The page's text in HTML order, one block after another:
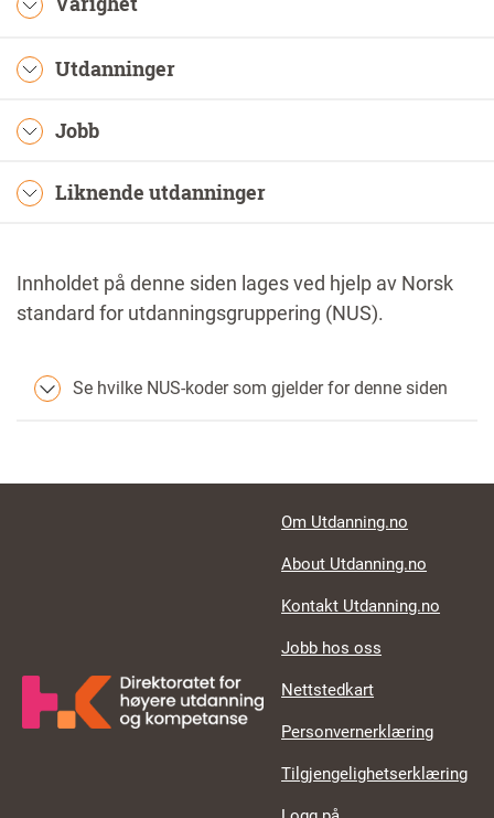
Utdanninger
Jobb
Liknende utdanninger
Innholdet på denne siden lages ved hjelp av Norsk
standard for utdanningsgruppering (NUS).
Se hvilke NUS-koder som gjelder for denne siden
Footer links
Om Utdanning.no
About Utdanning.no
Kontakt Utdanning.no
Jobb hos oss
Nettstedkart
Personvernerklæring
Tilgjengelighetserklæring